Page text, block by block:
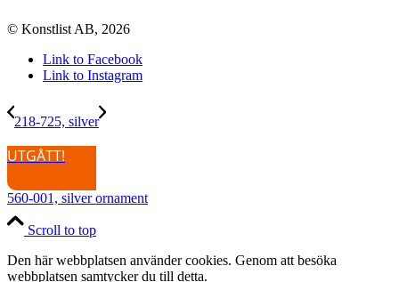
© Konstlist AB, 2026
Link to Facebook
Link to Instagram
218-725, silver
UTGÅTT!
560-001, silver ornament
Scroll to top
Den här webbplatsen använder cookies. Genom att besöka
webbplatsen samtycker du till detta.